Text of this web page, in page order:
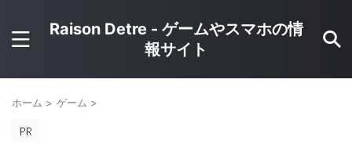
Raison Detre - ゲームやスマホの情
報サイト
ホーム > ゲーム >